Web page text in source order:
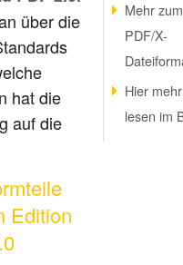
über die
hat die
auf die
Edition
Mehr zum
PDF/X-
Hier mehr
lesen im